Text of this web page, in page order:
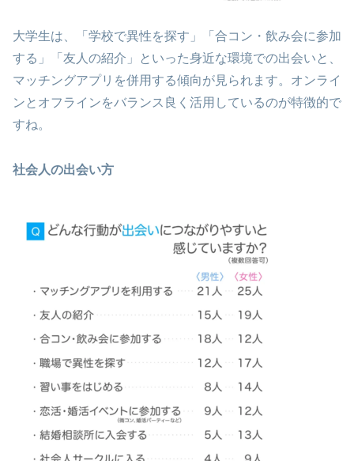
大学生は、「学校で異性を探す」「合コン・飲み会に参加
する」「友人の紹介」といった身近な環境での出会いと、
マッチングアプリを併用する傾向が見られます。オンライ
ンとオフラインをバランス良く活用しているのが特徴的で
すね。
社会人の出会い方